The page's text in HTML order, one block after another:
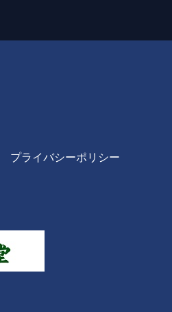
プライバシーポリシー